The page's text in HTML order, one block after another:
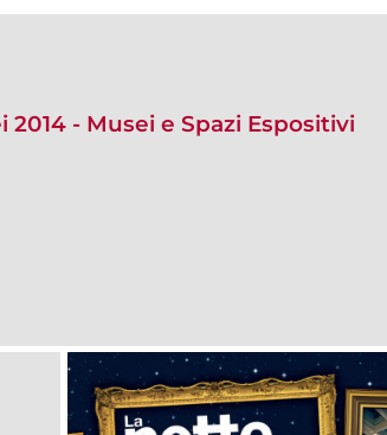
2014 - Musei e Spazi Espositivi